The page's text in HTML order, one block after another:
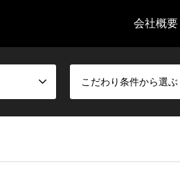
会社概要
こだわり条件から選ぶ